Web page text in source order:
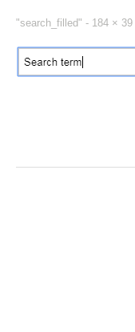
"search_filled" - 184 × 39